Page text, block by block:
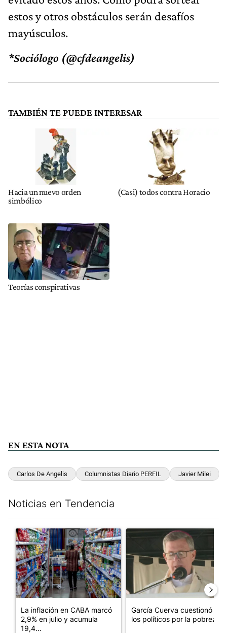
estos y otros obstáculos serán desafíos
mayúsculos.
*Sociólogo (@cfdeangelis)
TAMBIÉN TE PUEDE INTERESAR
Hacia un nuevo orden
simbólico
(Casi) todos contra Horacio
Teorías conspirativas
EN ESTA NOTA
Carlos De Angelis Columnistas Diario PERFIL Javier Milei
Noticias en Tendencia
Un artículo de tendencia con el título "La inflación en CABA
La inflación en CABA marcó
2,9% en julio y acumula
19,4...
Un artículo de tendencia con
García Cuerva cuestionó a
los políticos por la pobreza